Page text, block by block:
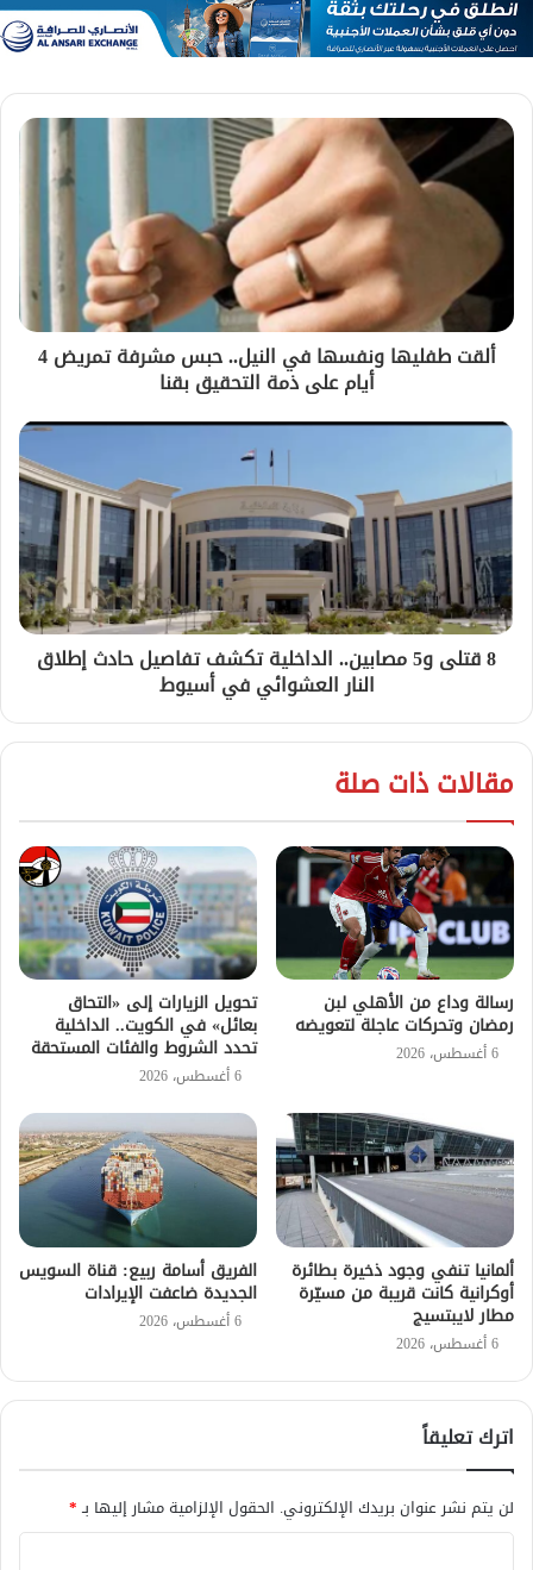
ألقت طفليها ونفسها في النيل.. حبس مشرفة تمريض 4
أيام على ذمة التحقيق بقنا
8 قتلى و5 مصابين.. الداخلية تكشف تفاصيل حادث إطلاق
النار العشوائي في أسيوط
مقالات ذات صلة
رسالة وداع من الأهلي لبن
رمضان وتحركات عاجلة لتعويضه
6 أغسطس، 2026
تحويل الزيارات إلى «التحاق
بعائل» في الكويت.. الداخلية
تحدد الشروط والفئات المستحقة
6 أغسطس، 2026
ألمانيا تنفي وجود ذخيرة بطائرة
أوكرانية كانت قريبة من مسيّرة
مطار لايبتسيج
6 أغسطس، 2026
الفريق أسامة ربيع: قناة السويس
الجديدة ضاعفت الإيرادات
6 أغسطس، 2026
اترك تعليقاً
لن يتم نشر عنوان بريدك الإلكتروني. الحقول الإلزامية مشار إليها بـ*